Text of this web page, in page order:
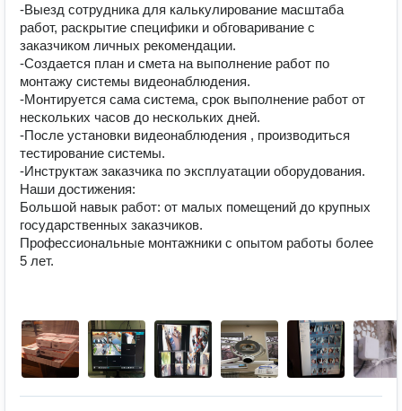
-Выезд сотрудника для калькулирование масштаба
работ, раскрытие специфики и обговаривание с
заказчиком личных рекомендации.
-Создается план и смета на выполнение работ по
монтажу системы видеонаблюдения.
-Монтируется сама система, срок выполнение работ от
нескольких часов до нескольких дней.
-После установки видеонаблюдения , производиться
тестирование системы.
-Инструктаж заказчика по эксплуатации оборудования.
Наши достижения:
Большой навык работ: от малых помещений до крупных
государственных заказчиков.
Профессиональные монтажники с опытом работы более
5 лет.